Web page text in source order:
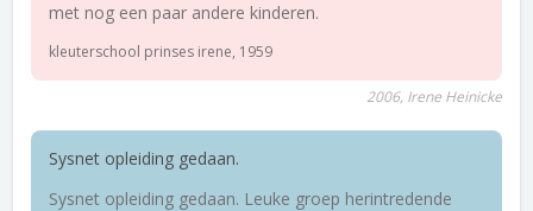
met nog een paar andere kinderen.
kleuterschool prinses irene, 1959
2006, Irene Heinicke
Sysnet opleiding gedaan.
Sysnet opleiding gedaan. Leuke groep herintredende